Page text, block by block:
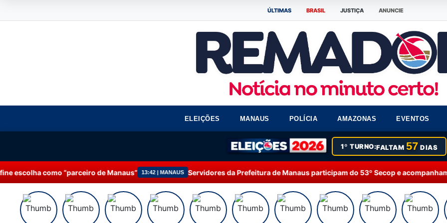
ÚLTIMAS BRASIL JUSTIÇA ANUNCIE
ELEIÇÕES MANAUS POLÍCIA AMAZONAS EVENTOS
1º TURNO:FALTAM 57 DIAS
de Manaus” 13:42 | MANAUS Servidores da Prefeitura de Manaus participam do 53º Secop e acompanham debates sobre